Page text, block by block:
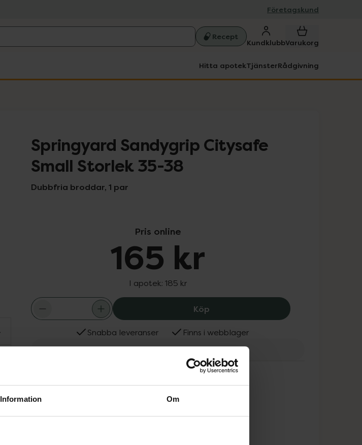
Information Om
Företagskund
Recept
KundklubbVarukorg
Hitta apotekTjänsterRådgivning
Springyard Sandygrip Citysafe
Small Storlek 35-38
Dubbfria broddar, 1 par
Pris online
165 kr
I apotek: 185 kr
Köp Springyard Sandygrip Citysafe
Snabba leveranser Finns i webblager